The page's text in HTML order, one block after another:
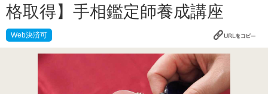
格取得】手相鑑定師養成講座
Web決済可